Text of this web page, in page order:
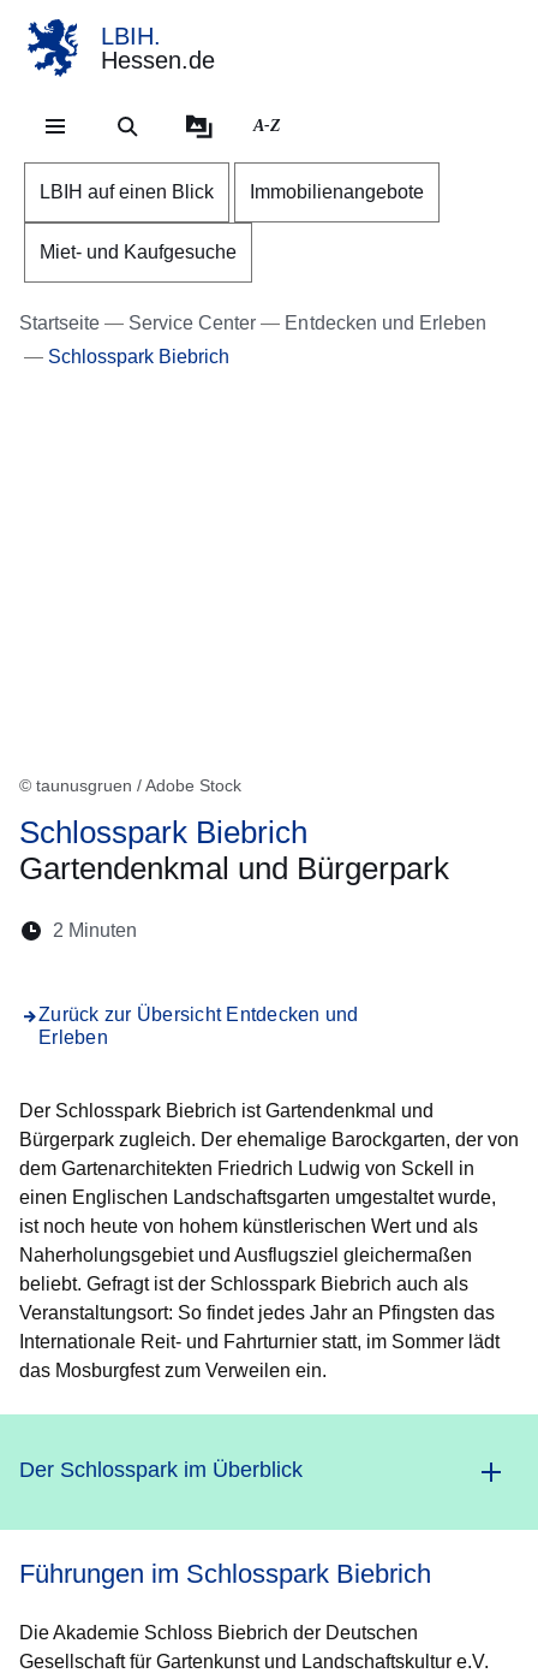
LBIH.
Hessen.de
A-Z
LBIH auf einen Blick Immobilienangebote
Miet- und Kaufgesuche
Startseite Service Center
Entdecken und Erleben
Schlosspark Biebrich
© taunusgruen / Adobe Stock
Schlosspark Biebrich
Gartendenkmal und Bürgerpark
Lesedauer:
2 Minuten
Zurück zur Übersicht Entdecken und
Erleben
Der Schlosspark Biebrich ist Gartendenkmal und
Bürgerpark zugleich. Der ehemalige Barockgarten, der von
dem Gartenarchitekten Friedrich Ludwig von Sckell in
einen Englischen Landschaftsgarten umgestaltet wurde,
ist noch heute von hohem künstlerischen Wert und als
Naherholungsgebiet und Ausflugsziel gleichermaßen
beliebt. Gefragt ist der Schlosspark Biebrich auch als
Veranstaltungsort: So findet jedes Jahr an Pfingsten das
Internationale Reit- und Fahrturnier statt, im Sommer lädt
das Mosburgfest zum Verweilen ein.
Der Schlosspark im Überblick
Führungen im Schlosspark Biebrich
Die Akademie Schloss Biebrich der Deutschen
Gesellschaft für Gartenkunst und Landschaftskultur e.V.